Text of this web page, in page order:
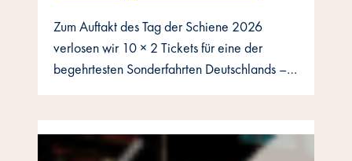
Zum Auftakt des Tag der Schiene 2026
verlosen wir 10 × 2 Tickets für eine der
begehrtesten Sonderfahrten Deutschlands –…